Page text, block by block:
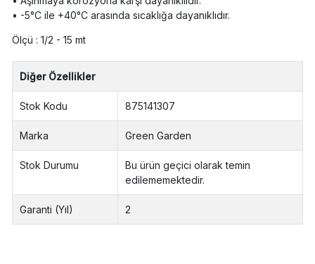
• -5°C ile +40°C arasında sıcaklığa dayanıklıdır.
Ölçü : 1/2 - 15 mt
Diğer Özellikler
Stok Kodu 875141307
Marka Green Garden
Stok Durumu
Bu ürün geçici olarak temin
edilememektedir.
Garanti (Yıl) 2